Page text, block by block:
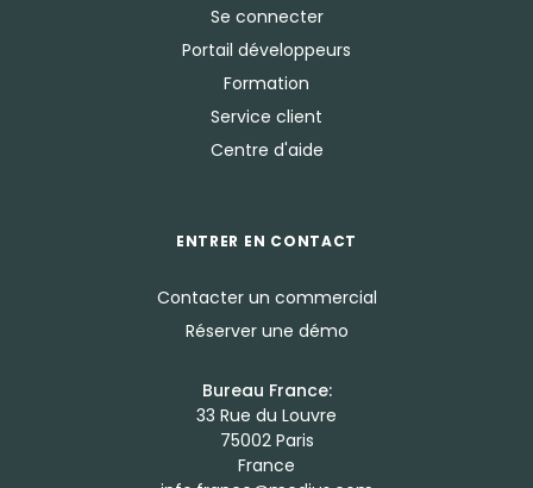
Se connecter
Portail développeurs
Formation
Service client
Centre d'aide
ENTRER EN CONTACT
Contacter un commercial
Réserver une démo
Bureau France:
33 Rue du Louvre
75002 Paris
France